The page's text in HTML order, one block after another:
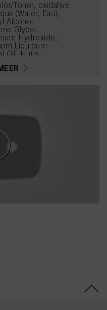
Toner, oxidative
(Water, Eau),
Alcohol,
Glycol,
Hydroxide,
Liquidum
Oil, Huile
2,5-Diamine
Glyceryl
Tetrasodium
Amino-2-
Parfum
2-Amino-3-